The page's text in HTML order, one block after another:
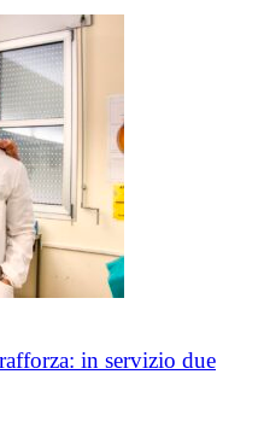
in servizio due